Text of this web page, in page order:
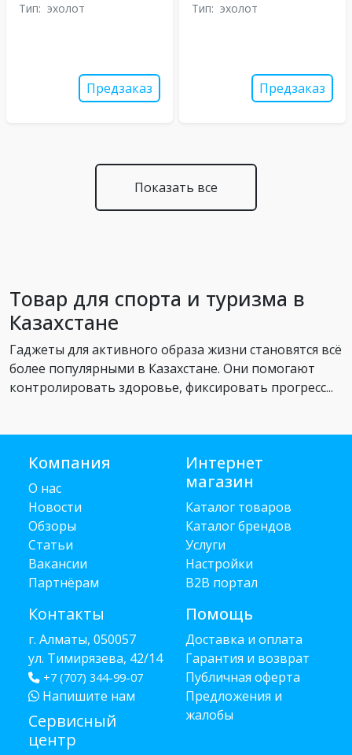
Тип: эхолот
Предзаказ
Тип: эхолот
Предзаказ
Показать все
Товар для спорта и туризма в
Казахстане
Гаджеты для активного образа жизни становятся всё
более популярными в Казахстане. Они помогают
контролировать здоровье, фиксировать прогресс...
Компания
О нас
Новости
Обзоры
Статьи
Вакансии
Партнёрам
Контакты
г. Алматы, 050057
ул. Тимирязева, 42/14
+7 (707) 344-99-07
Напишите нам
Сервисный
центр
Интернет
магазин
Каталог товаров
Каталог брендов
Услуги
Настройки
B2B портал
Помощь
Доставка и оплата
Гарантия и возврат
Публичная оферта
Предложения и
жалобы